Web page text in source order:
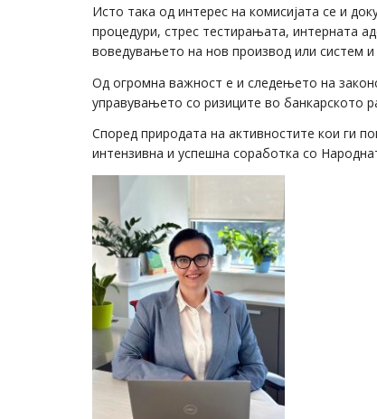
Исто така од интерес на комисијата се и
процедури, стрес тестирањата, интерната
воведувањето на нов производ или систем
Од огромна важност е и следењето на
управувањето со ризиците во банкарското
Според природата на активностите кои ги
интензивна и успешна соработка со